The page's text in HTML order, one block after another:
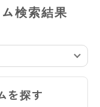
検索結果
を探す